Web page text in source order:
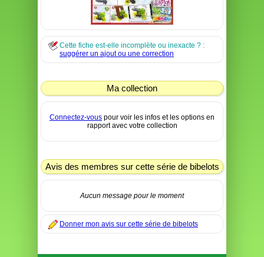
Cette fiche est-elle incomplète ou inexacte ? :
suggérer un ajout ou une correction
Ma collection
Connectez-vous pour voir les infos et les options en
rapport avec votre collection
Avis des membres sur cette série de bibelots
Aucun message pour le moment
Donner mon avis sur cette série de bibelots